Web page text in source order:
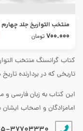
کتاب گرانسنگ منتخب
تاریخی که در بردارنده
این کتاب به زبان فارسی
امامزادگان و اصحاب
منتخب التواریخ جلد چهارم
امام زین العابدین و امام
700.000 تومان